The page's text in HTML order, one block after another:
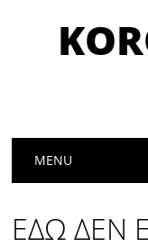
Main menu
MENU
ΕΔΩ ΔΕΝ